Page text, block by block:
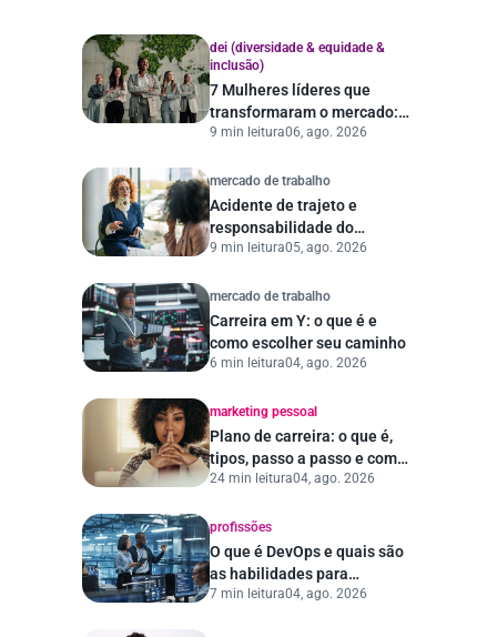
dei (diversidade & equidade &
inclusão)
7 Mulheres líderes que
transformaram o mercado:
histórias e lições
9 min leitura06, ago. 2026
mercado de trabalho
Acidente de trajeto e
responsabilidade do
empregador
9 min leitura05, ago. 2026
mercado de trabalho
Carreira em Y: o que é e
como escolher seu caminho
6 min leitura04, ago. 2026
marketing pessoal
Plano de carreira: o que é,
tipos, passo a passo e como
escolher a empresa ideal
24 min leitura04, ago. 2026
profissões
O que é DevOps e quais são
as habilidades para
trabalhar na área
7 min leitura04, ago. 2026